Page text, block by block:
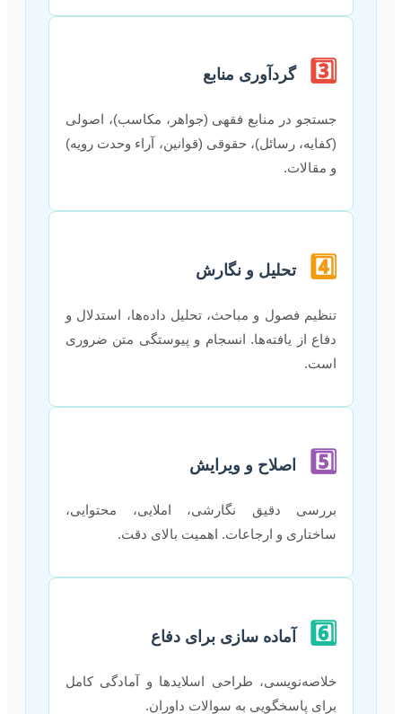
3️⃣ گردآوری منابع
جستجو در منابع فقهی (جواهر، مکاسب)، اصولی
(کفایه، رسائل)، حقوقی (قوانین، آراء وحدت رویه)
و مقالات.
4️⃣ تحلیل و نگارش
تنظیم فصول و مباحث، تحلیل داده‌ها، استدلال و
دفاع از یافته‌ها. انسجام و پیوستگی متن ضروری
است.
5️⃣ اصلاح و ویرایش
بررسی دقیق نگارشی، املایی، محتوایی،
ساختاری و ارجاعات. اهمیت بالای دقت.
6️⃣ آماده سازی برای دفاع
خلاصه‌نویسی، طراحی اسلایدها و آمادگی کامل
برای پاسخگویی به سوالات داوران.